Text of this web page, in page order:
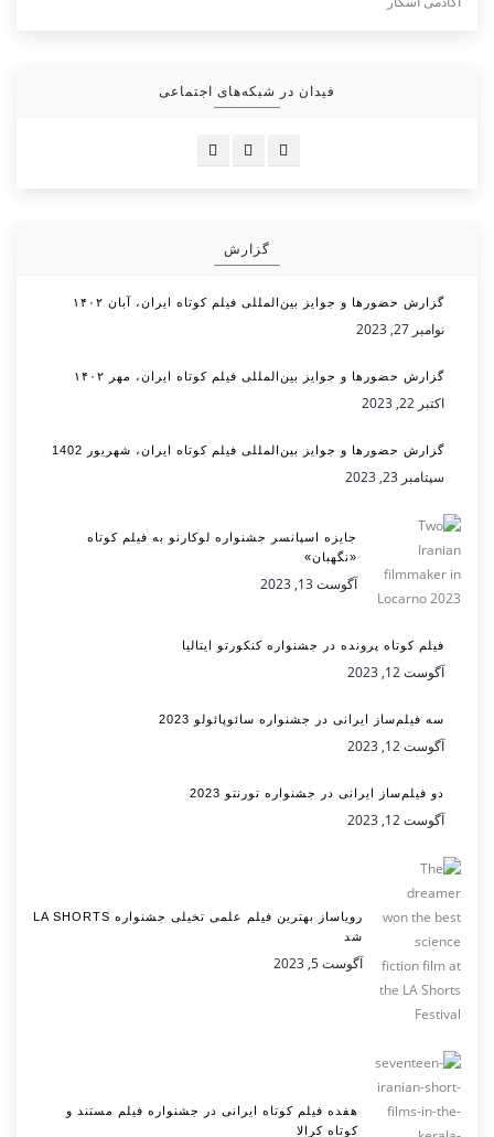
فیدان در شبکه‌های اجتماعی
گزارش
گزارش حضورها و جوایز بین‌المللی فیلم کوتاه ایران، آبان ۱۴۰۲
نوامبر 27, 2023
گزارش حضورها و جوایز بین‌المللی فیلم کوتاه ایران، مهر ۱۴۰۲
اکتبر 22, 2023
گزارش حضورها و جوایز بین‌المللی فیلم کوتاه ایران، شهریور 1402
سپتامبر 23, 2023
جایزه اسپانسر جشنواره لوکارنو به فیلم کوتاه
«نگهبان»
آگوست 13, 2023
فیلم کوتاه پرونده در جشنواره کنکورتو ایتالیا
آگوست 12, 2023
سه فیلم‌ساز ایرانی در جشنواره سائوپائولو 2023
آگوست 12, 2023
دو فیلم‌ساز ایرانی در جشنواره تورنتو 2023
آگوست 12, 2023
رویاساز بهترین فیلم علمی تخیلی جشنواره LA SHORTS
شد
آگوست 5, 2023
هفده فیلم کوتاه ایرانی در جشنواره فیلم مستند و
کوتاه کرالا